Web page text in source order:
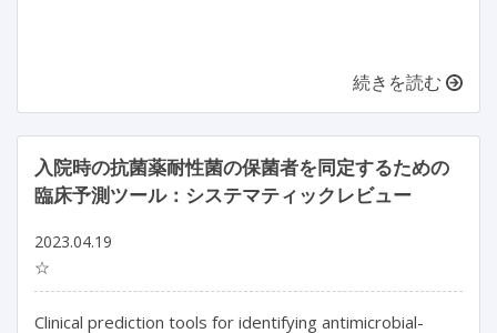
続きを読む
入院時の抗菌薬耐性菌の保菌者を同定するための
臨床予測ツール：システマティックレビュー
2023.04.19
☆
Clinical prediction tools for identifying antimicrobial-